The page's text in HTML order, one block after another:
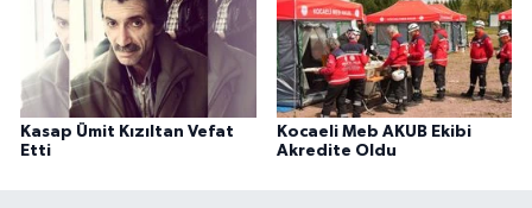
Kasap Ümit Kızıltan Vefat
Etti
Kocaeli Meb AKUB Ekibi
Akredite Oldu